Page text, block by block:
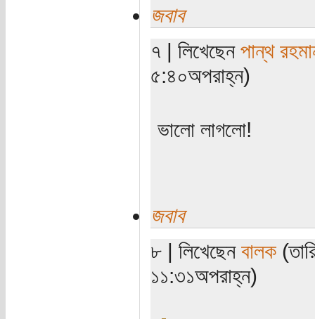
জবাব
৭ | লিখেছেন পান্থ
৫:৪০অপরাহ্ন)
ভালো লাগলো!
জবাব
৮ | লিখেছেন বালক
১১:৩১অপরাহ্ন)